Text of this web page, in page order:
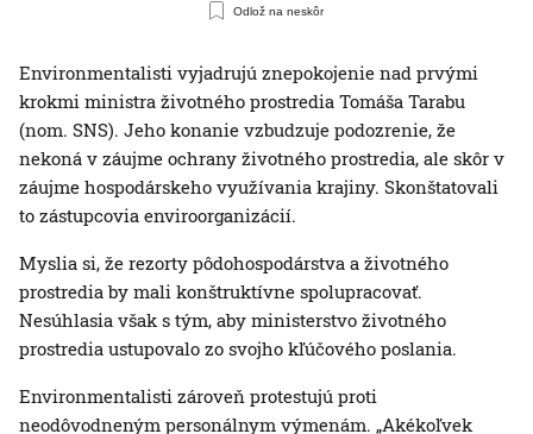
Odlož na neskôr
Environmentalisti vyjadrujú znepokojenie nad prvými
krokmi ministra životného prostredia Tomáša Tarabu
(nom. SNS). Jeho konanie vzbudzuje podozrenie, že
nekoná v záujme ochrany životného prostredia, ale skôr v
záujme hospodárskeho využívania krajiny. Skonštatovali
to zástupcovia enviroorganizácií.
Myslia si, že rezorty pôdohospodárstva a životného
prostredia by mali konštruktívne spolupracovať.
Nesúhlasia však s tým, aby ministerstvo životného
prostredia ustupovalo zo svojho kľúčového poslania.
Environmentalisti zároveň protestujú proti
neodôvodneným personálnym výmenám. „Akékoľvek